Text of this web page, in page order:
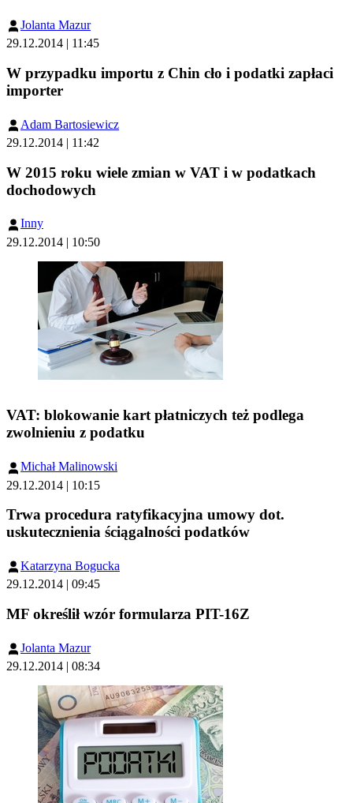
Jolanta Mazur
29.12.2014 | 11:45
W przypadku importu z Chin cło i podatki zapłaci
importer
Adam Bartosiewicz
29.12.2014 | 11:42
W 2015 roku wiele zmian w VAT i w podatkach
dochodowych
Inny
29.12.2014 | 10:50
VAT: blokowanie kart płatniczych też podlega
zwolnieniu z podatku
Michał Malinowski
29.12.2014 | 10:15
Trwa procedura ratyfikacyjna umowy dot.
uskutecznienia ściągalności podatków
Katarzyna Bogucka
29.12.2014 | 09:45
MF określił wzór formularza PIT-16Z
Jolanta Mazur
29.12.2014 | 08:34